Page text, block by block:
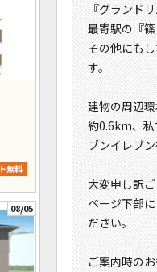
無料
08/05
『グランド
最寄駅の『
その他にも
す。
建物の周辺
約0.6km、
ブンイレブ
大変申し訳
ページ下部
ださい。
ご案内時の